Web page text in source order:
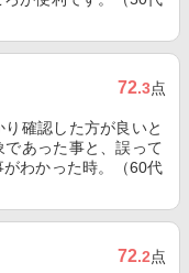
72.3点
確認した方が良いと
あった事と、誤って
わかった時。（60代
72.2点